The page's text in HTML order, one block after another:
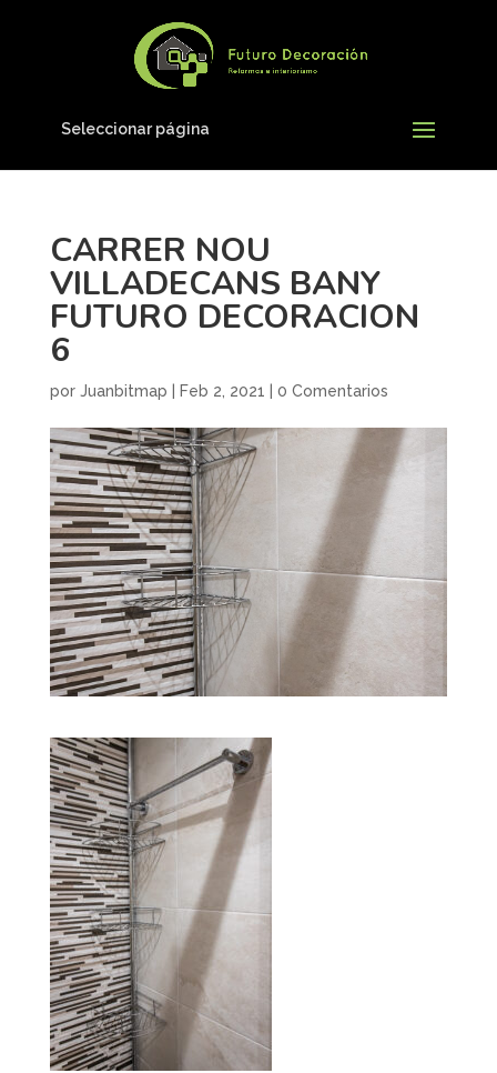
Seleccionar página
CARRER NOU
VILLADECANS BANY
FUTURO DECORACION
6
por Juanbitmap Feb 2, 2021 0 Comentarios